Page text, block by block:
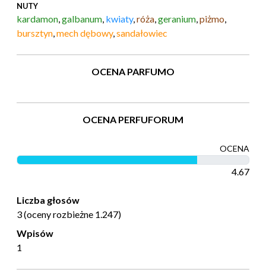
NUTY
kardamon,galbanum, kwiaty,róża,geranium,piżmo,
bursztyn,mech dębowy,sandałowiec
OCENA PARFUMO
OCENA PERFUFORUM
OCENA
4.67
Liczba głosów
3 (oceny rozbieżne 1.247)
Wpisów
1